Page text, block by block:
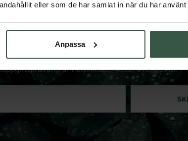
eller som de har samlat in när du har
Anpassa
nyhetsbrev och få spännande nyheter
vårt nyhetsbrev samtycker du till att Hälsokosten
återkalla samtycket genom att avsluta
är Hälsokosten Retail Sverige AB.